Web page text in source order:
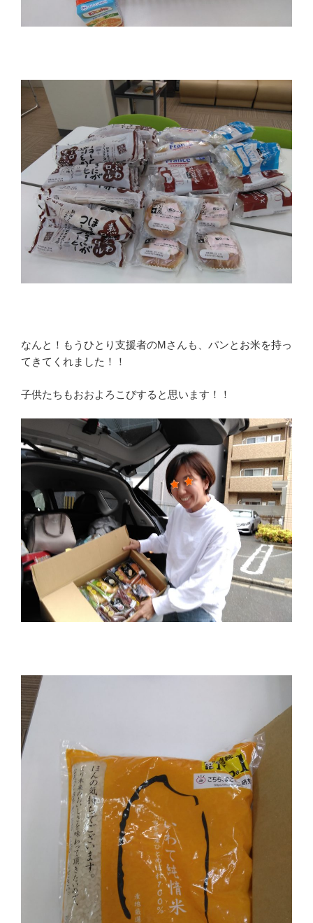
なんと！もうひとり支援者のMさんも、パンとお米を持っ
てきてくれました！！
子供たちもおおよろこびすると思います！！